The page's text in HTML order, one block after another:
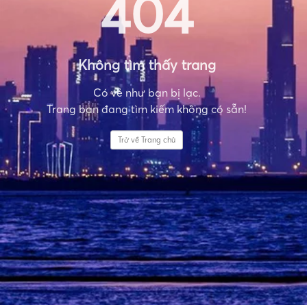
404
Không tìm thấy trang
Có vẻ như bạn bị lạc.
Trang bạn đang tìm kiếm không có sẵn!
Trở về Trang chủ